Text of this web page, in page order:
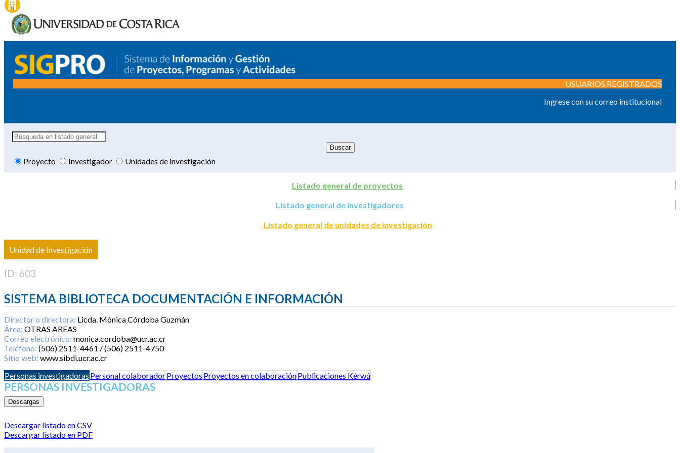
USUARIOS REGISTRADOS
Ingrese con su correo institucional
Proyecto Investigador Unidades de investigación
Listado general de proyectos
Listado general de investigadores
Listado general de unidades de investigación
Unidad de Investigación
ID: 603
SISTEMA BIBLIOTECA DOCUMENTACIÓN E INFORMACIÓN
Director o directora: Licda. Mónica Córdoba Guzmán
Área: OTRAS AREAS
Correo electrónico: monica.cordoba@ucr.ac.cr
Teléfono: (506) 2511-4461 / (506) 2511-4750
Sitio web: www.sibdi.ucr.ac.cr
Personas investigadoras Personal colaboradorProyectos Proyectos en colaboraciónPublicaciones Kérwá
PERSONAS INVESTIGADORAS
Descargas
Descargar listado en CSV
Descargar listado en PDF